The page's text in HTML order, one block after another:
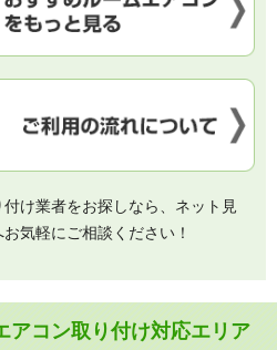
け業者をお探しなら、ネット見
気軽にご相談ください！
アコン取り付け対応エリア